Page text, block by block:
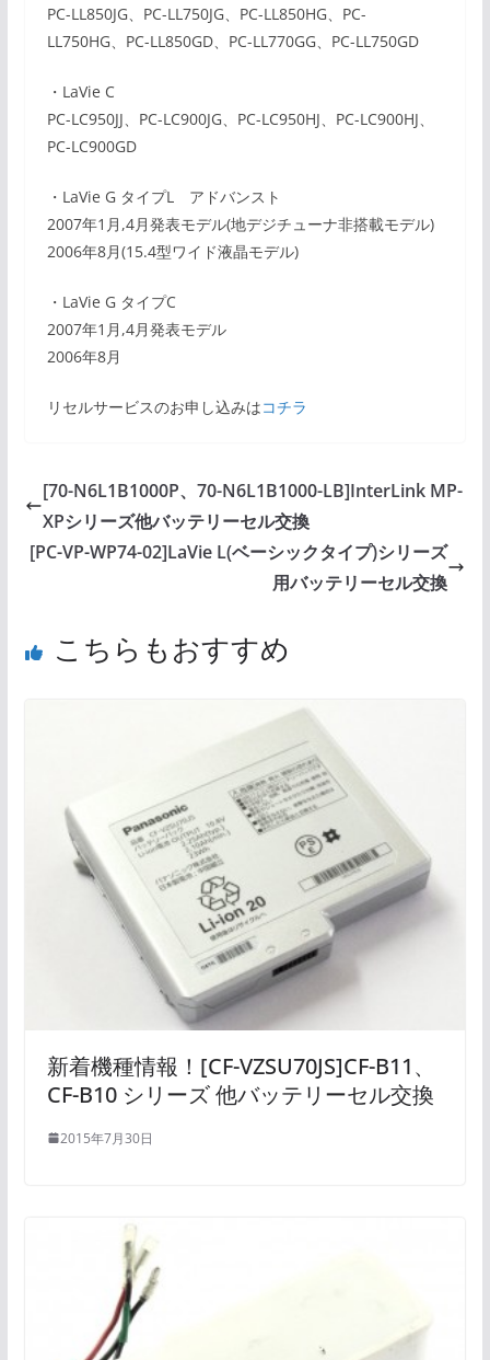
PC-LL850JG、PC-LL750JG、PC-LL850HG、PC-
LL750HG、PC-LL850GD、PC-LL770GG、PC-LL750GD
・LaVie C
PC-LC950JJ、PC-LC900JG、PC-LC950HJ、PC-LC900HJ、
PC-LC900GD
・LaVie G タイプL アドバンスト
2007年1月,4月発表モデル(地デジチューナ非搭載モデル)
2006年8月(15.4型ワイド液晶モデル)
・LaVie G タイプC
2007年1月,4月発表モデル
2006年8月
リセルサービスのお申し込みはコチラ
[70-N6L1B1000P、70-N6L1B1000-LB]InterLink MP-
XPシリーズ他バッテリーセル交換
[PC-VP-WP74-02]LaVie L(ベーシックタイプ)シリーズ
用バッテリーセル交換
こちらもおすすめ
新着機種情報！[CF-VZSU70JS]CF-B11、
CF-B10 シリーズ 他バッテリーセル交換
2015年7月30日